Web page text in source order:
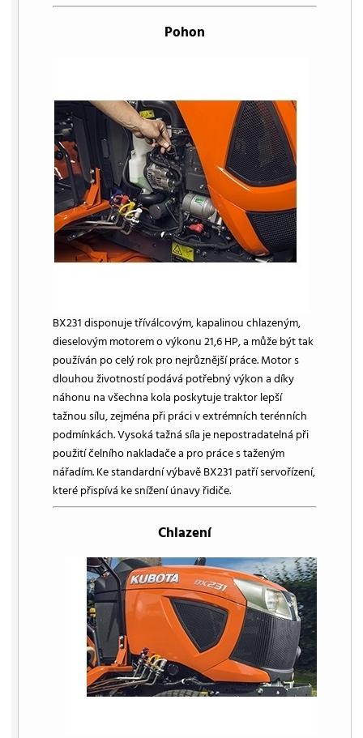
Pohon
BX231 disponuje tříválcovým, kapalinou chlazeným,
dieselovým motorem o výkonu 21,6 HP, a může být tak
používán po celý rok pro nejrůznější práce. Motor s
dlouhou životností podává potřebný výkon a díky
náhonu na všechna kola poskytuje traktor lepší
tažnou sílu, zejména při práci v extrémních terénních
podmínkách. Vysoká tažná síla je nepostradatelná při
použití čelního nakladače a pro práce s taženým
nářadím. Ke standardní výbavě BX231 patří servořízení,
které přispívá ke snížení únavy řidiče.
Chlazení